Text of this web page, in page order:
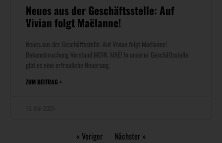
Neues aus der Geschäftsstelle: Auf
Vivian folgt Maëlanne!​
Neues aus der Geschäftsstelle: Auf Vivian folgt Maëlanne!
Bekanntmachung Vorstand MOIN, MAË! In unserer Geschäftsstelle
gibt es eine erfreuliche Neuerung,
ZUM BEITRAG >
« Voriger Nächster »